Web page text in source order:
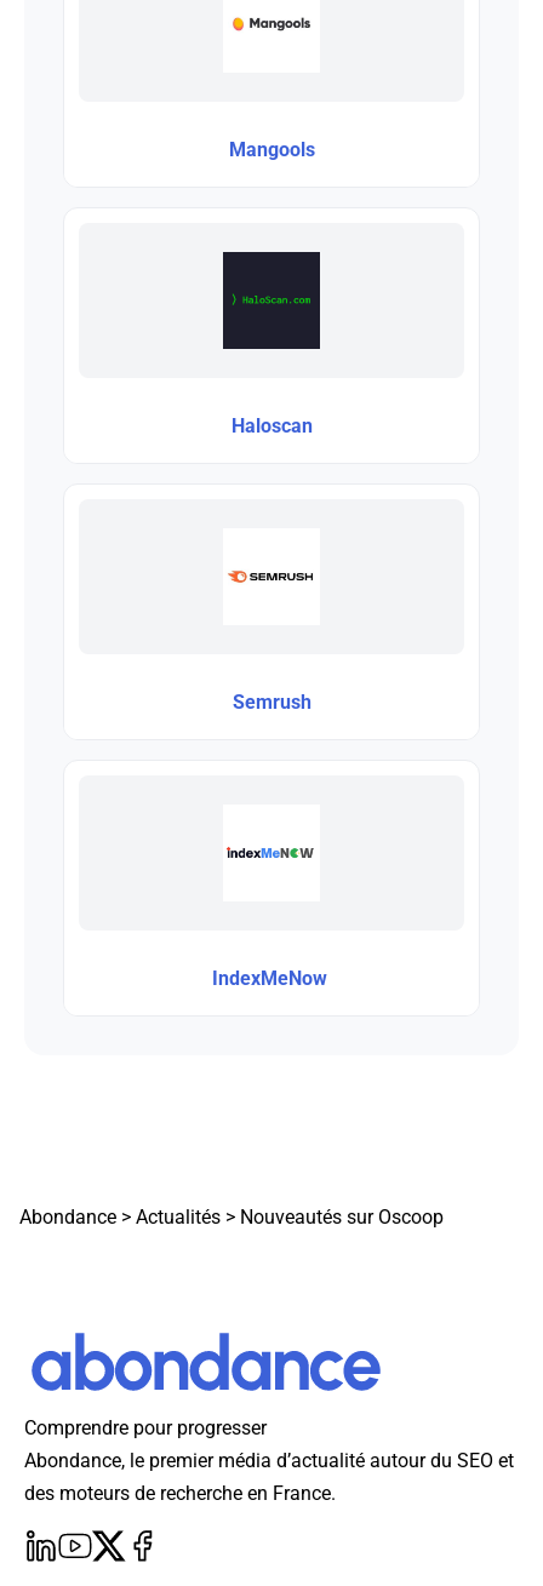
Mangools
Haloscan
Semrush
IndexMeNow
Abondance > Actualités > Nouveautés sur Oscoop
Comprendre pour progresser
Abondance, le premier média d’actualité autour du SEO et
des moteurs de recherche en France.